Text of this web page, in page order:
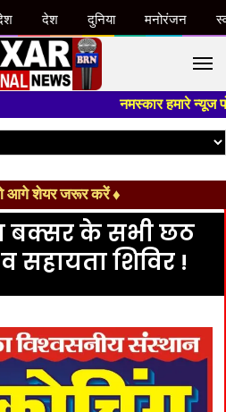
नमस्कार हमारे न्यूज पोर्टल
आगे शेयर जरूर करें ♦
बक्सर के सभी छठ
सहायता शिविर !
देश दुनिया मनोरंजन